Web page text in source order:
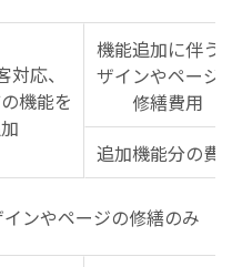
対応、
機能を
機能追加に伴う
ザインやページ
修繕費用
追加機能分の費
インやページの修繕のみ